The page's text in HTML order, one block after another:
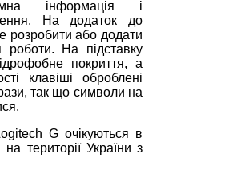
інформація і
На додаток до
розробити або додати
роботи. На підставку
покриття, а
клавіші оброблені
так що символи на
G очікуються в
території України з